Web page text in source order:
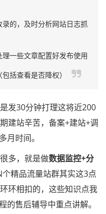
的，及时分析网站日志抓
一些文章配置好发布使用
括查看是否降权）
30分钟打理这将近200
建站辛苦，备案+建站+调
月时间。
多，就是做数据监控+分
精品流量站群其实这3点
环相扣的，这些知识点我
的售后辅导中重点讲解。